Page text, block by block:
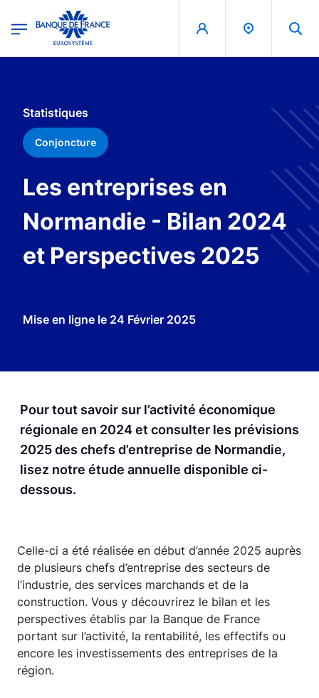
Banque de France - Menu Principal
Statistiques
Conjoncture
Les entreprises en
Normandie - Bilan 2024
et Perspectives 2025
Mise en ligne le 24 Février 2025
Pour tout savoir sur l’activité économique
régionale en 2024 et consulter les prévisions
2025 des chefs d’entreprise de Normandie,
lisez notre étude annuelle disponible ci-
dessous.
Celle-ci a été réalisée en début d’année 2025 auprès
de plusieurs chefs d’entreprise des secteurs de
l’industrie, des services marchands et de la
construction. Vous y découvrirez le bilan et les
perspectives établis par la Banque de France
portant sur l’activité, la rentabilité, les effectifs ou
encore les investissements des entreprises de la
région.